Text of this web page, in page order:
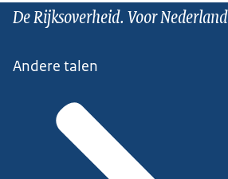
De Rijksoverheid. Voor Nederland
Andere talen